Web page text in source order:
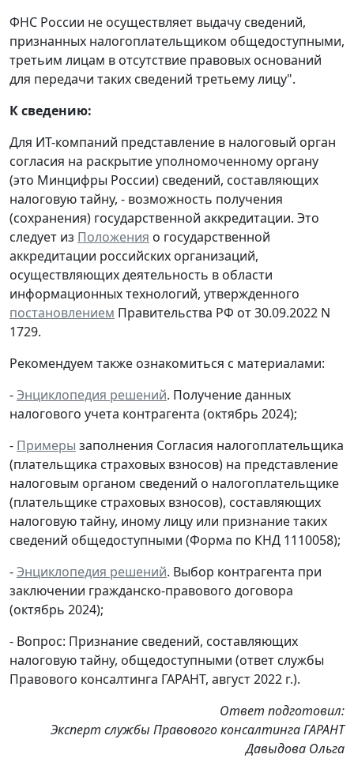
ФНС России не осуществляет выдачу сведений,
признанных налогоплательщиком общедоступными,
третьим лицам в отсутствие правовых оснований
для передачи таких сведений третьему лицу".
К сведению:
Для ИТ-компаний представление в налоговый орган
согласия на раскрытие уполномоченному органу
(это Минцифры России) сведений, составляющих
налоговую тайну, - возможность получения
(сохранения) государственной аккредитации. Это
следует из Положения о государственной
аккредитации российских организаций,
осуществляющих деятельность в области
информационных технологий, утвержденного
постановлением Правительства РФ от 30.09.2022 N
1729.
Рекомендуем также ознакомиться с материалами:
-Энциклопедия решений. Получение данных
налогового учета контрагента (октябрь 2024);
- Примеры заполнения Согласия налогоплательщика
(плательщика страховых взносов) на представление
налоговым органом сведений о налогоплательщике
(плательщике страховых взносов), составляющих
налоговую тайну, иному лицу или признание таких
сведений общедоступными (Форма по КНД 1110058);
-Энциклопедия решений. Выбор контрагента при
заключении гражданско-правового договора
(октябрь 2024);
- Вопрос: Признание сведений, составляющих
налоговую тайну, общедоступными (ответ службы
Правового консалтинга ГАРАНТ, август 2022 г.).
Ответ подготовил:
Эксперт службы Правового консалтинга ГАРАНТ
Давыдова Ольга